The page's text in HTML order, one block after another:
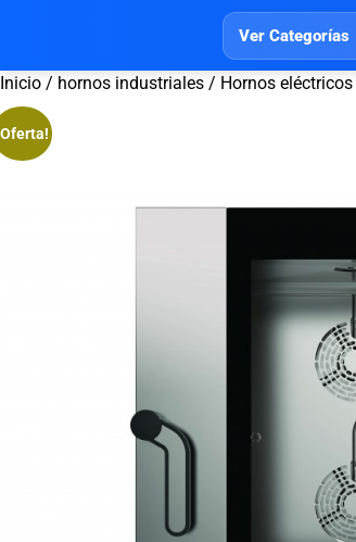
Ver Categorías
Inicio / hornos industriales / Hornos eléctricos